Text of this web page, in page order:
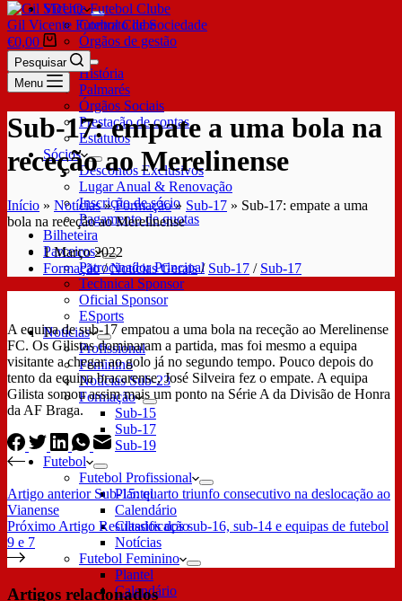
SDUQ
Contrato de Sociedade
Órgãos de gestão
Clube
História
Palmarés
Órgãos Sociais
Prestação de contas
Estatutos
Sócios
Descontos Exclusivos
Lugar Anual & Renovação
Inscrição de sócio
Pagamento de quotas
Bilheteira
Parceiros
Patrocinador Principal
Technical Sponsor
Oficial Sponsor
ESports
Notícias
Profissional
Feminino
Notícias Sub-23
Formação
Sub-15
Sub-17
Sub-19
Futebol
Futebol Profissional
Plantel
Calendário
Classificação
Notícias
Futebol Feminino
Plantel
Calendário
Gil Vicente Futebol Clube
€0,00
Pesquisar
Menu
Sub-17: empate a uma bola na
receção ao Merelinense
Início » Notícias»Formação» Sub-17 » Sub-17: empate a uma
bola na receção ao Merelinense
1 Março 2022
Formação/Notícias Gerais/ Sub-17 / Sub-17
A equipa de sub-17 empatou a uma bola na receção ao Merelinense
FC. Os Gilistas dominaram a partida, mas foi mesmo a equipa
visitante a chegar ao golo já no segundo tempo. Pouco depois do
tento da equipa bracarense, José Silveira fez o empate. A equipa
Gilista somou assim mais um ponto na Série A da Divisão de Honra
da AF Braga.
Artigo anterior Sub-15: quarto triunfo consecutivo na deslocação ao
Vianense
Próximo Artigo Resultados dos sub-16, sub-14 e equipas de futebol
9 e 7
Artigos relacionados